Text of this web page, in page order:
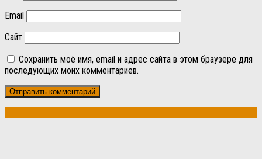
Email
Сайт
Сохранить моё имя, email и адрес сайта в этом браузере для
последующих моих комментариев.